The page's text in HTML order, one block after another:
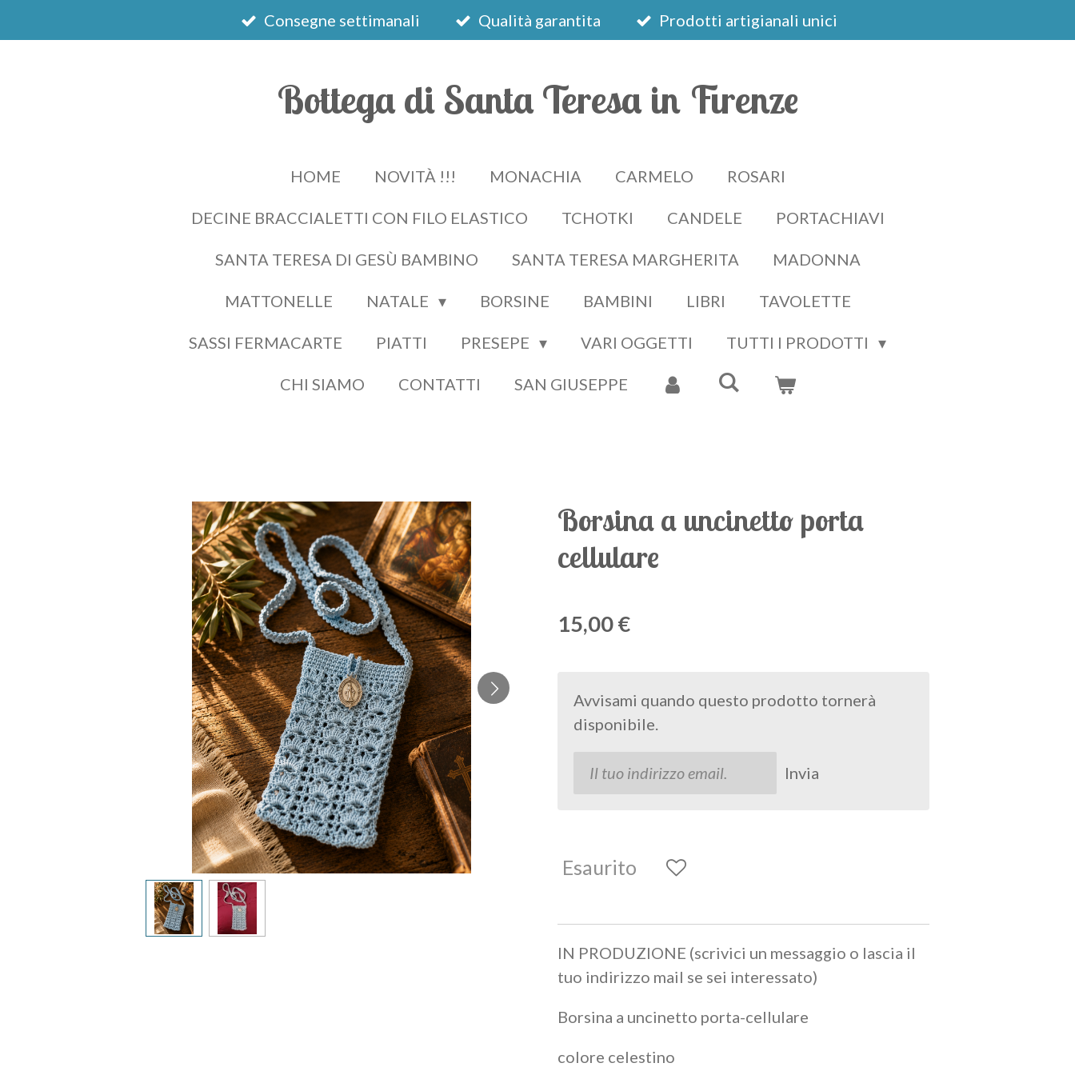
al
Consegne settimanali Qualità garantita Prodotti artigianali unici
Bottega di Santa Teresa in Firenze
HOME NOVITÀ !!! MONACHIA CARMELO ROSARI
DECINE BRACCIALETTI CON FILO ELASTICO TCHOTKI CANDELE PORTACHIAVI
SANTA TERESA DI GESÙ BAMBINO SANTA TERESA MARGHERITA MADONNA
MATTONELLE NATALE BORSINE BAMBINI LIBRI TAVOLETTE
SASSI FERMACARTE PIATTI PRESEPE VARI OGGETTI TUTTI I PRODOTTI
CHI SIAMO CONTATTI SAN GIUSEPPE
Borsina a uncinetto porta
cellulare
15,00 €
Avvisami quando questo prodotto tornerà
disponibile.
Invia
Esaurito
IN PRODUZIONE (scrivici un messaggio o lascia il
tuo indirizzo mail se sei interessato)
Borsina a uncinetto porta-cellulare
colore celestino